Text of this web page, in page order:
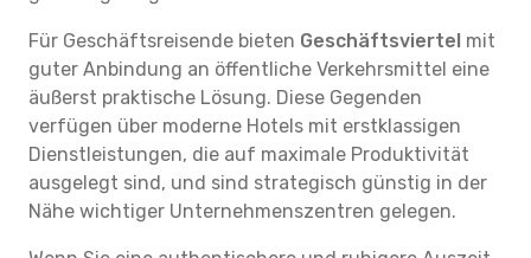
Für Geschäftsreisende bieten Geschäftsviertel mit
guter Anbindung an öffentliche Verkehrsmittel eine
äußerst praktische Lösung. Diese Gegenden
verfügen über moderne Hotels mit erstklassigen
Dienstleistungen, die auf maximale Produktivität
ausgelegt sind, und sind strategisch günstig in der
Nähe wichtiger Unternehmenszentren gelegen.